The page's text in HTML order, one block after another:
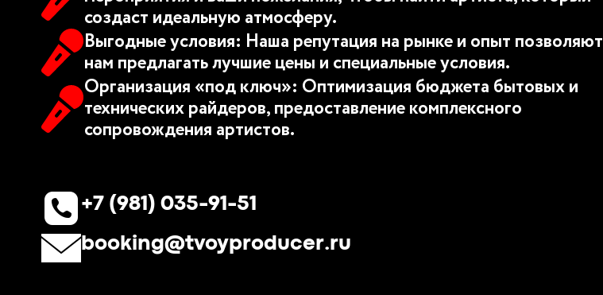
создаст идеальную атмосферу.
Выгодные условия: Наша репутация на рынке и опыт позволяют
нам предлагать лучшие цены и специальные условия.
Организация «под ключ»: Оптимизация бюджета бытовых и
технических райдеров, предоставление комплексного
сопровождения артистов.
+7 (981) 035-91-51
booking@tvoyproducer.ru